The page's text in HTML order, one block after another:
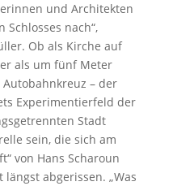
und Architekten
Schlosses nach“,
Ob als Kirche auf
als um fünf Meter
– der
Experimentierfeld der
Stadt
sein, die sich am
von Hans Scharoun
abgerissen. „Was